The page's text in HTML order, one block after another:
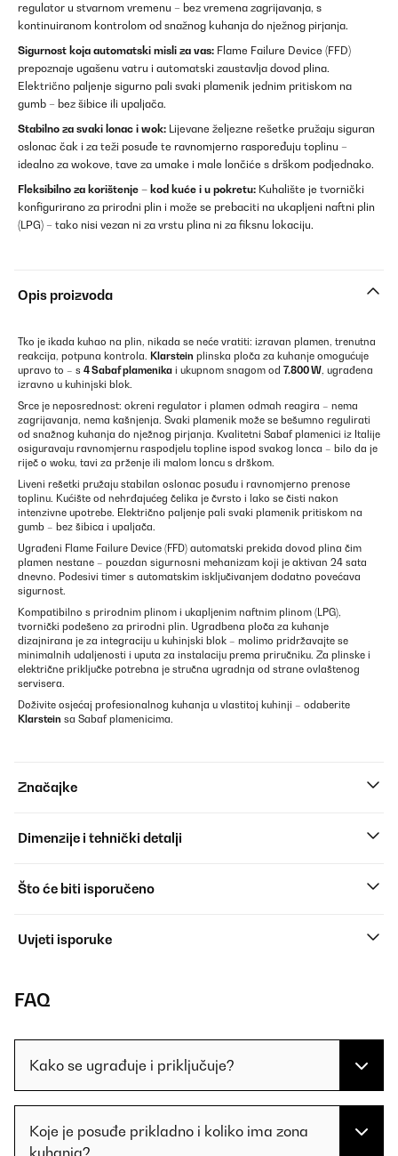
regulator u stvarnom vremenu – bez vremena zagrijavanja, s
kontinuiranom kontrolom od snažnog kuhanja do nježnog pirjanja.
Sigurnost koja automatski misli za vas: Flame Failure Device (FFD)
prepoznaje ugašenu vatru i automatski zaustavlja dovod plina.
Električno paljenje sigurno pali svaki plamenik jednim pritiskom na
gumb – bez šibice ili upaljača.
Stabilno za svaki lonac i wok: Lijevane željezne rešetke pružaju siguran
oslonac čak i za teži posuđe te ravnomjerno raspoređuju toplinu –
idealno za wokove, tave za umake i male lončiće s drškom podjednako.
Fleksibilno za korištenje – kod kuće i u pokretu: Kuhalište je tvornički
konfigurirano za prirodni plin i može se prebaciti na ukapljeni naftni plin
(LPG) – tako nisi vezan ni za vrstu plina ni za fiksnu lokaciju.
Opis proizvoda
Tko je ikada kuhao na plin, nikada se neće vratiti: izravan plamen, trenutna
reakcija, potpuna kontrola. Klarstein plinska ploča za kuhanje omogućuje
upravo to – s 4 Sabaf plamenika i ukupnom snagom od 7.800 W, ugrađena
izravno u kuhinjski blok.
Srce je neposrednost: okreni regulator i plamen odmah reagira – nema
zagrijavanja, nema kašnjenja. Svaki plamenik može se bešumno regulirati
od snažnog kuhanja do nježnog pirjanja. Kvalitetni Sabaf plamenici iz Italije
osiguravaju ravnomjernu raspodjelu topline ispod svakog lonca – bilo da je
riječ o woku, tavi za prženje ili malom loncu s drškom.
Liveni rešetki pružaju stabilan oslonac posuđu i ravnomjerno prenose
toplinu. Kućište od nehrđajućeg čelika je čvrsto i lako se čisti nakon
intenzivne upotrebe. Električno paljenje pali svaki plamenik pritiskom na
gumb – bez šibica i upaljača.
Ugrađeni Flame Failure Device (FFD) automatski prekida dovod plina čim
plamen nestane – pouzdan sigurnosni mehanizam koji je aktivan 24 sata
dnevno. Podesivi timer s automatskim isključivanjem dodatno povećava
sigurnost.
Kompatibilno s prirodnim plinom i ukapljenim naftnim plinom (LPG),
tvornički podešeno za prirodni plin. Ugradbena ploča za kuhanje
dizajnirana je za integraciju u kuhinjski blok – molimo pridržavajte se
minimalnih udaljenosti i uputa za instalaciju prema priručniku. Za plinske i
električne priključke potrebna je stručna ugradnja od strane ovlaštenog
servisera.
Doživite osjećaj profesionalnog kuhanja u vlastitoj kuhinji – odaberite
Klarstein sa Sabaf plamenicima.
Značajke
Dimenzije i tehnički detalji
Što će biti isporučeno
Uvjeti isporuke
FAQ
Kako se ugrađuje i priključuje?
Koje je posuđe prikladno i koliko ima zona
kuhanja?